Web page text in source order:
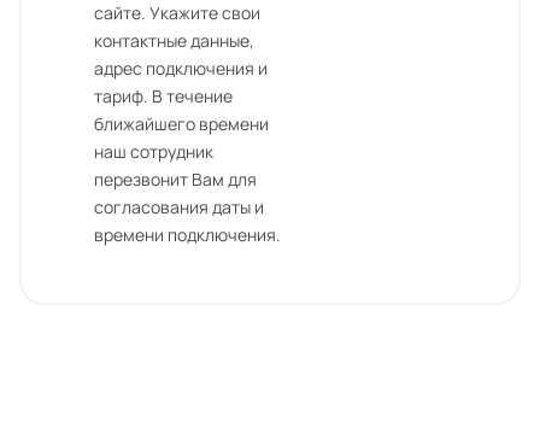
сайте. Укажите свои
контактные данные,
адрес подключения и
тариф. В течение
ближайшего времени
наш сотрудник
перезвонит Вам для
согласования даты и
времени подключения.